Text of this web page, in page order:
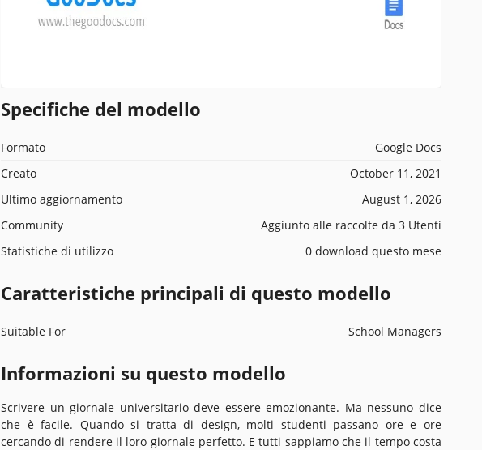
Specifiche del modello
Formato
Google Docs
Creato
October 11, 2021
Ultimo aggiornamento
August 1, 2026
Community
Aggiunto alle raccolte da 3 Utenti
Statistiche di utilizzo
0 download questo mese
Caratteristiche principali di questo modello
Suitable For School Managers
Informazioni su questo modello
Scrivere un giornale universitario deve essere emozionante. Ma nessuno dice
che è facile. Quando si tratta di design, molti studenti passano ore e ore
cercando di rendere il loro giornale perfetto. E tutti sappiamo che il tempo costa